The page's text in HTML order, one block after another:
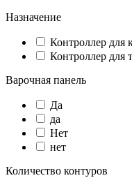
Назначение
Контроллер для
Контроллер для
Варочная панель
Да
да
Нет
нет
Количество контуров